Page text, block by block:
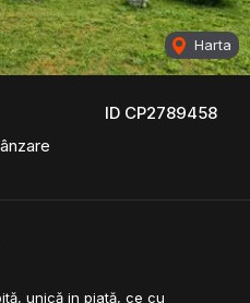
ID CP2789458
Harta
unică in piată, ce cu